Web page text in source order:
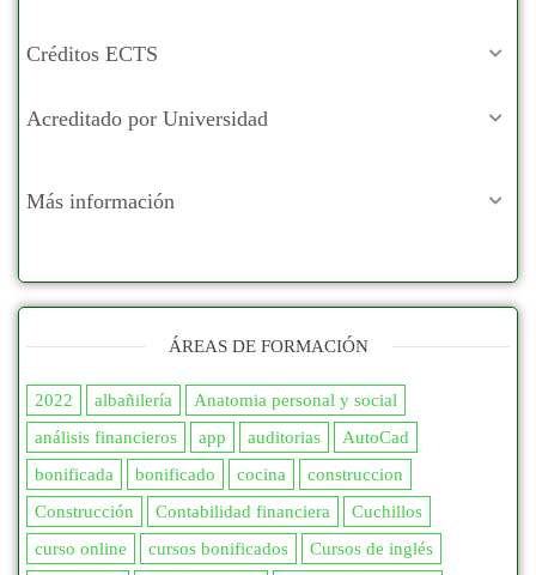
Créditos ECTS
Acreditado por Universidad
Más información
ÁREAS DE FORMACIÓN
2022 albañilería
Anatomia personal y social
análisis financieros
app auditorias
AutoCad
bonificada
bonificado cocina
construccion
Construcción
Contabilidad financiera
Cuchillos
curso online
cursos bonificados
Cursos de inglés